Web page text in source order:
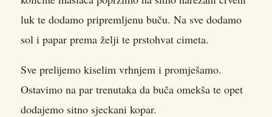
luk te dodamo pripremljenu buču. Na sve dodamo
sol i papar prema želji te prstohvat cimeta.
Sve prelijemo kiselim vrhnjem i promješamo.
Ostavimo na par trenutaka da buča omekša te opet
dodajemo sitno sjeckani kopar.